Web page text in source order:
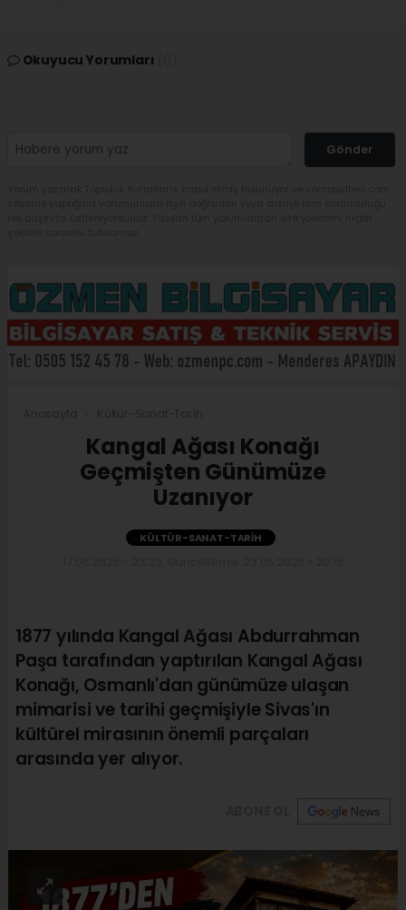
Okuyucu Yorumları
Gönder
Kangal Ağası Konağı
Geçmişten Günümüze
Uzanıyor
KÜLTÜR-SANAT-TARIH
1877 yılında Kangal Ağası Abdurrahman
Paşa tarafından yaptırılan Kangal Ağası
Konağı, Osmanlı'dan günümüze ulaşan
mimarisi ve tarihi geçmişiyle Sivas'ın
kültürel mirasının önemli parçaları
arasında yer alıyor.